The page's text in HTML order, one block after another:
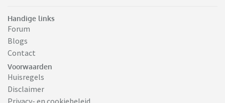
Handige links
Forum
Blogs
Contact
Voorwaarden
Huisregels
Disclaimer